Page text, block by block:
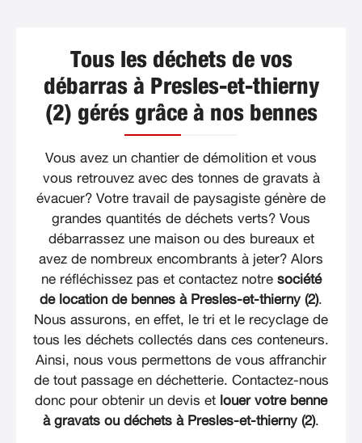
Tous les déchets de vos
débarras à Presles-et-thierny
(2) gérés grâce à nos bennes
Vous avez un chantier de démolition et vous
vous retrouvez avec des tonnes de gravats à
évacuer? Votre travail de paysagiste génère de
grandes quantités de déchets verts? Vous
débarrassez une maison ou des bureaux et
avez de nombreux encombrants à jeter? Alors
ne réfléchissez pas et contactez notre société
de location de bennes à Presles-et-thierny (2).
Nous assurons, en effet, le tri et le recyclage de
tous les déchets collectés dans ces conteneurs.
Ainsi, nous vous permettons de vous affranchir
de tout passage en déchetterie. Contactez-nous
donc pour obtenir un devis et louer votre benne
à gravats ou déchets à Presles-et-thierny (2).